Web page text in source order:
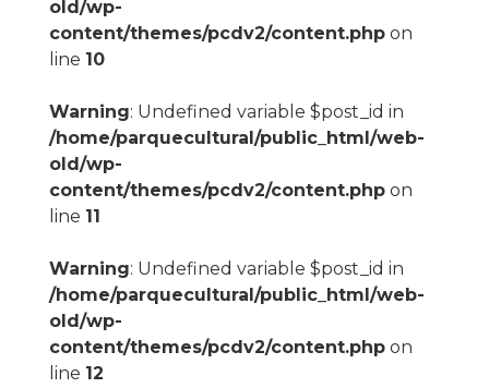
old/wp-
content/themes/pcdv2/content.phpon
line 10
Warning: Undefined variable $post_id in
/home/parquecultural/public_html/web-
old/wp-
content/themes/pcdv2/content.phpon
line 11
Warning: Undefined variable $post_id in
/home/parquecultural/public_html/web-
old/wp-
content/themes/pcdv2/content.phpon
line 12